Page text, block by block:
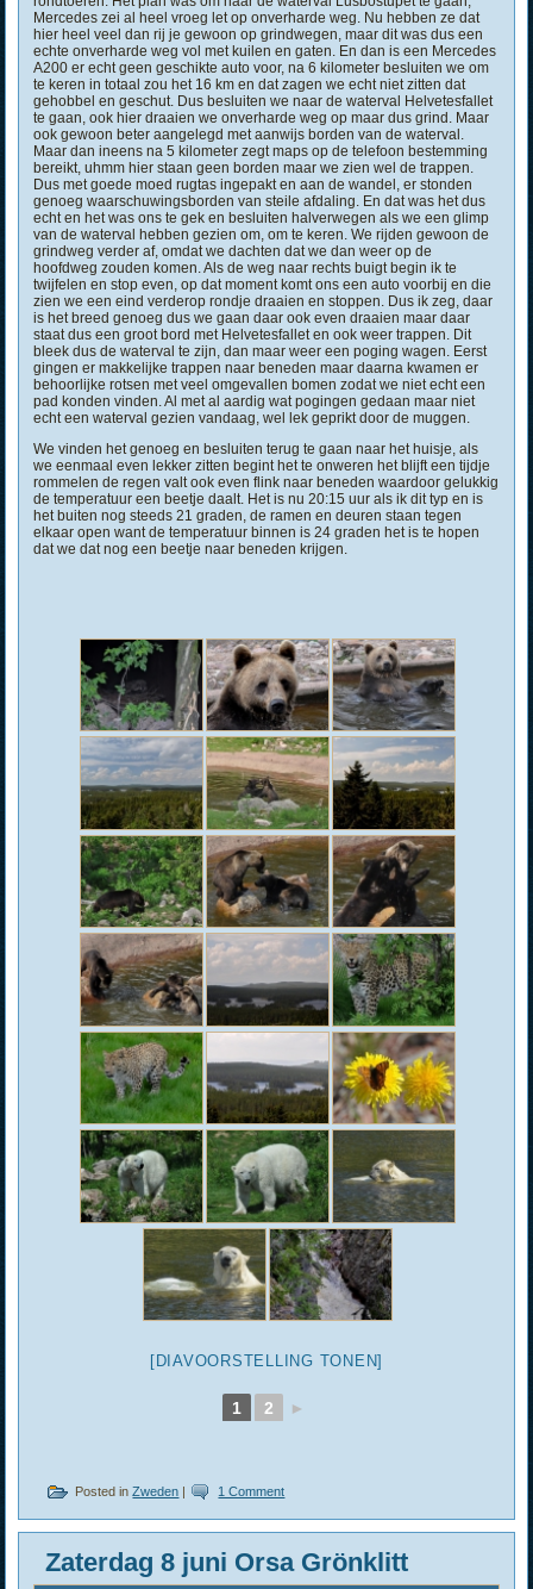
Mercedes zei al heel vroeg let op onverharde weg. Nu hebben ze dat
hier heel veel dan rij je gewoon op grindwegen, maar dit was dus een
echte onverharde weg vol met kuilen en gaten. En dan is een Mercedes
A200 er echt geen geschikte auto voor, na 6 kilometer besluiten we om
te keren in totaal zou het 16 km en dat zagen we echt niet zitten dat
gehobbel en geschut. Dus besluiten we naar de waterval Helvetesfallet
te gaan, ook hier draaien we onverharde weg op maar dus grind. Maar
ook gewoon beter aangelegd met aanwijs borden van de waterval.
Maar dan ineens na 5 kilometer zegt maps op de telefoon bestemming
bereikt, uhmm hier staan geen borden maar we zien wel de trappen.
Dus met goede moed rugtas ingepakt en aan de wandel, er stonden
genoeg waarschuwingsborden van steile afdaling. En dat was het dus
echt en het was ons te gek en besluiten halverwegen als we een glimp
van de waterval hebben gezien om, om te keren. We rijden gewoon de
grindweg verder af, omdat we dachten dat we dan weer op de
hoofdweg zouden komen. Als de weg naar rechts buigt begin ik te
twijfelen en stop even, op dat moment komt ons een auto voorbij en die
zien we een eind verderop rondje draaien en stoppen. Dus ik zeg, daar
is het breed genoeg dus we gaan daar ook even draaien maar daar
staat dus een groot bord met Helvetesfallet en ook weer trappen. Dit
bleek dus de waterval te zijn, dan maar weer een poging wagen. Eerst
gingen er makkelijke trappen naar beneden maar daarna kwamen er
behoorlijke rotsen met veel omgevallen bomen zodat we niet echt een
pad konden vinden. Al met al aardig wat pogingen gedaan maar niet
echt een waterval gezien vandaag, wel lek geprikt door de muggen.
We vinden het genoeg en besluiten terug te gaan naar het huisje, als
we eenmaal even lekker zitten begint het te onweren het blijft een tijdje
rommelen de regen valt ook even flink naar beneden waardoor gelukkig
de temperatuur een beetje daalt. Het is nu 20:15 uur als ik dit typ en is
het buiten nog steeds 21 graden, de ramen en deuren staan tegen
elkaar open want de temperatuur binnen is 24 graden het is te hopen
dat we dat nog een beetje naar beneden krijgen.
[DIAVOORSTELLING TONEN]
1 2 ►
Posted in Zweden 1 Comment
Zaterdag 8 juni Orsa Grönklitt